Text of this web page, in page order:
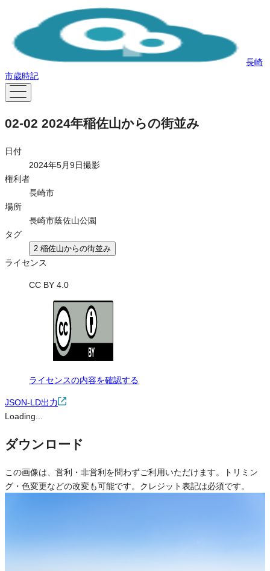
長崎
市歳時記
02-02 2024年稲佐山からの街並み
日付
2024年5月9日撮影
権利者
長崎市
場所
長崎市蔭佐山公園
タグ
2 稲佐山からの街並み
ライセンス
CC BY 4.0
ライセンスの内容を確認する
JSON-LD出力
Loading...
ダウンロード
この画像は、営利・非営利を問わずご利用いただけます。トリミン
グ・色変更などの改変も可能です。クレジット表記は必須です。